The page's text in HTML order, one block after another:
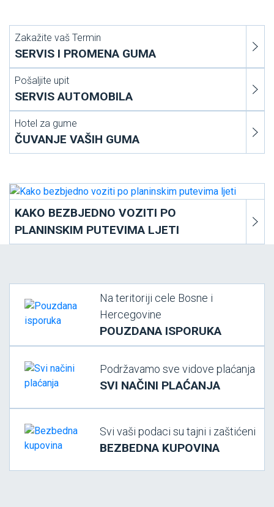
Zakažite vaš Termin
SERVIS I PROMENA GUMA
Pošaljite upit
SERVIS AUTOMOBILA
Hotel za gume
ČUVANJE VAŠIH GUMA
KAKO BEZBJEDNO VOZITI PO
PLANINSKIM PUTEVIMA LJETI
Na teritoriji cele Bosne i
Hercegovine
POUZDANA ISPORUKA
Podržavamo sve vidove plaćanja
SVI NAČINI PLAĆANJA
Svi vaši podaci su tajni i zaštićeni
BEZBEDNA KUPOVINA